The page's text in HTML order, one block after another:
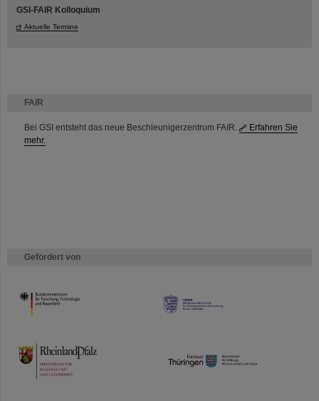
FAIR
Bei GSI entsteht das neue Beschleunigerzentrum FAIR.
Erfahren Sie
mehr.
Gefördert von
HMWK
TMWWDG
GSI-FAIR Kolloquium
Aktuelle Termine